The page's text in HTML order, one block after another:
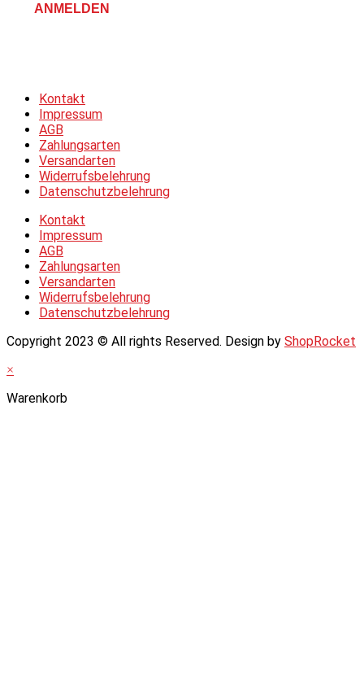
ANMELDEN
Kontakt
Impressum
AGB
Zahlungsarten
Versandarten
Widerrufsbelehrung
Datenschutzbelehrung
Kontakt
Impressum
AGB
Zahlungsarten
Versandarten
Widerrufsbelehrung
Datenschutzbelehrung
Copyright 2023 © All rights Reserved. Design by ShopRocket
×
Warenkorb